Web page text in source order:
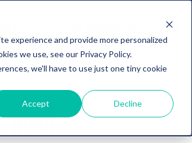
experience and provide more personalized
we use, see our Privacy Policy.
we'll have to use just one tiny cookie
Accept Decline
Post about
ROAD